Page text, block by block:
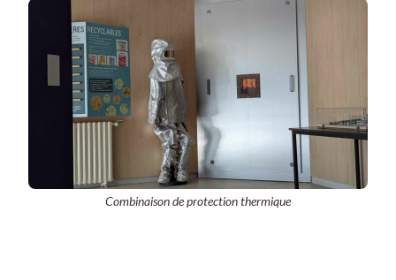
Combinaison de protection thermique